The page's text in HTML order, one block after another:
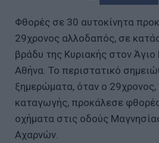
Φθορές σε 30 αυτοκίνητα
29χρονος αλλοδαπός, σε
βράδυ της Κυριακής στον
Αθήνα. Το περιστατικό
ξημερώματα, όταν ο 29χρονος,
καταγωγής, προκάλεσε
οχήματα στις οδούς
Αχαρνών.